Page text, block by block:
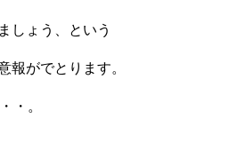
しょう、という
報がでとります。
・。